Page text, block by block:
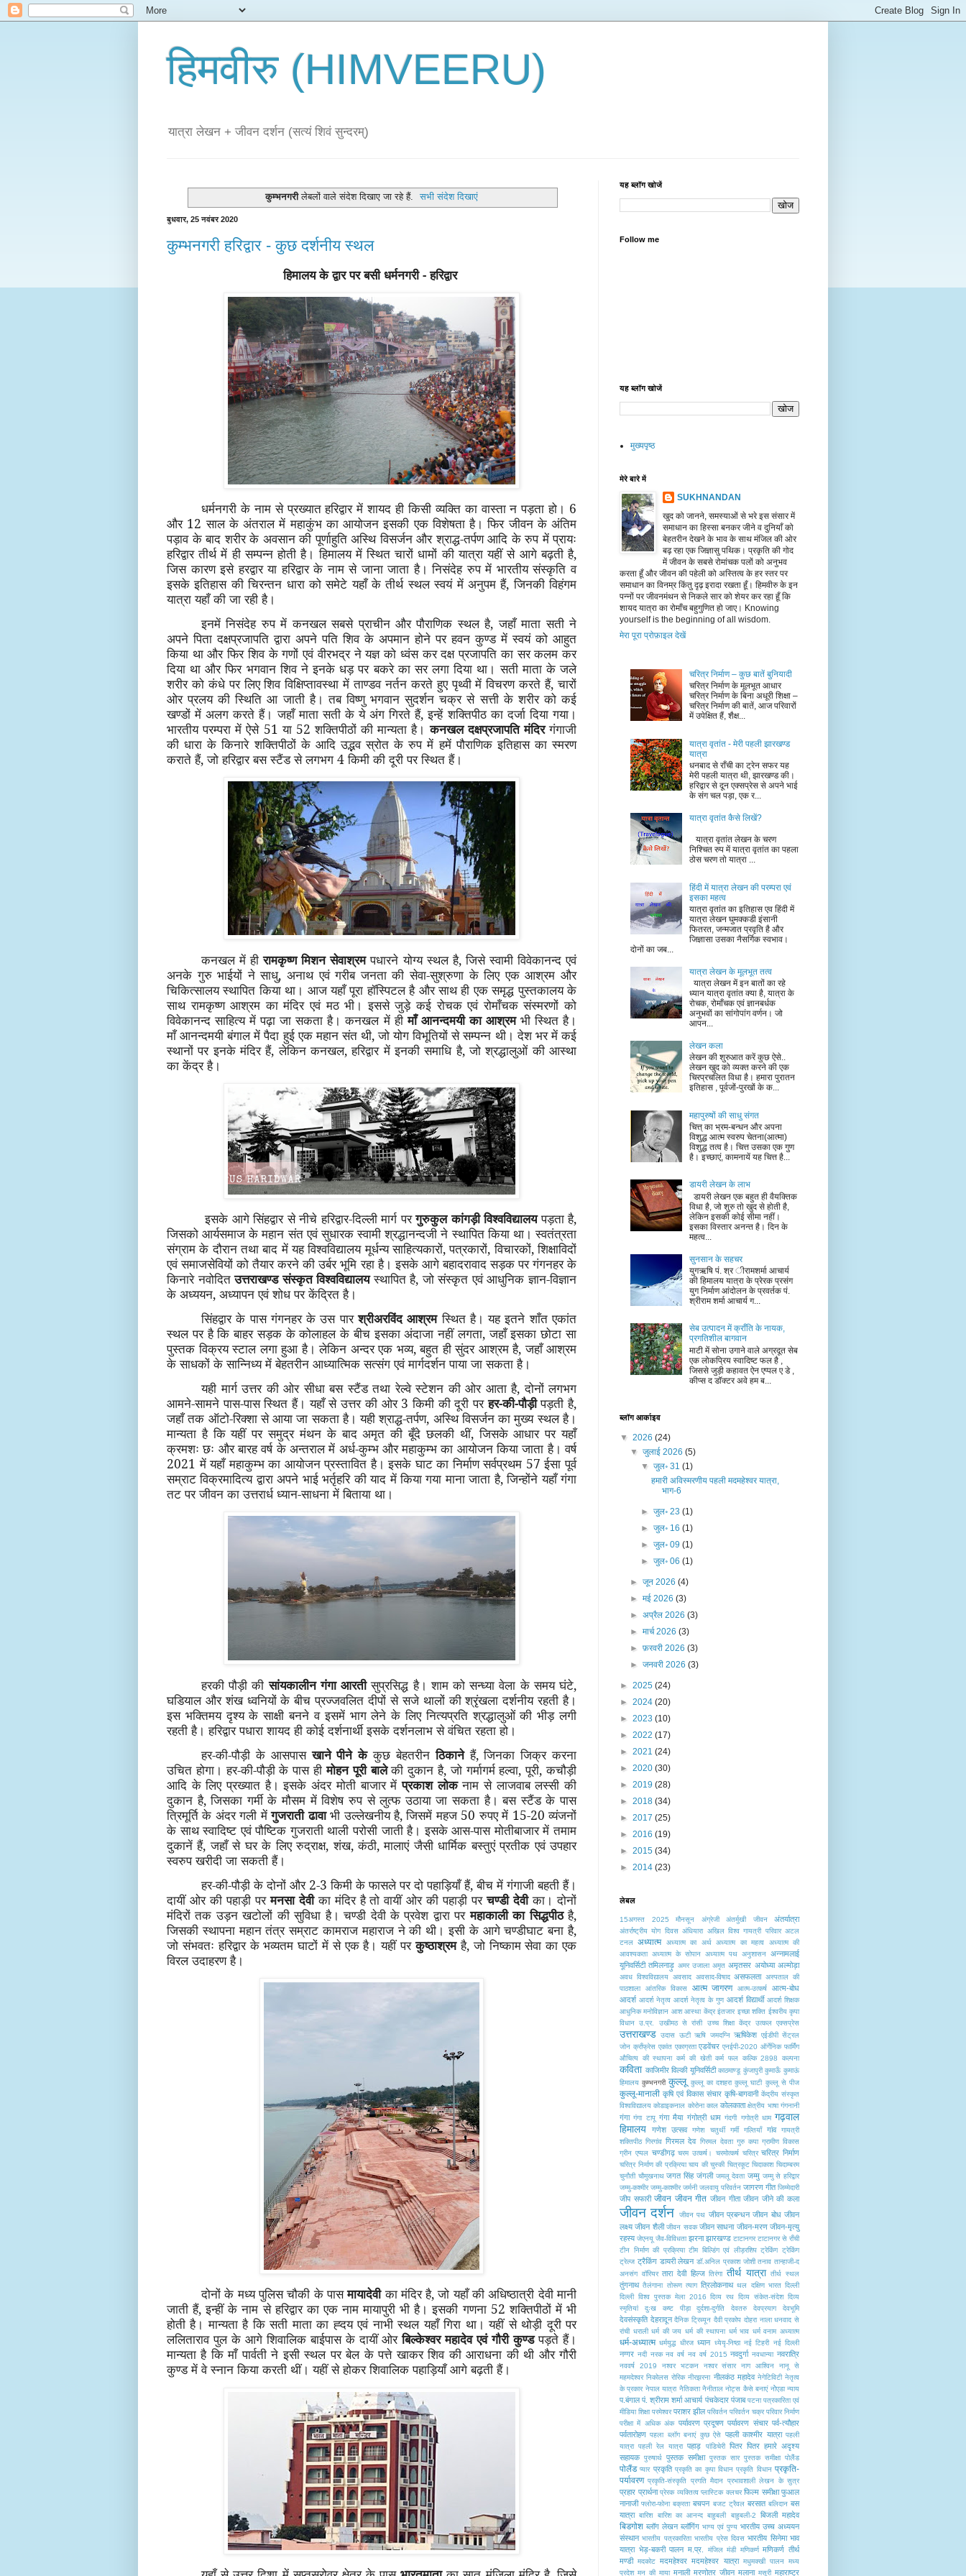
हिमवीरु (HIMVEERU)
यात्रा लेखन + जीवन दर्शन (सत्यं शिवं सुन्दरम्)
कुम्भनगरीलेबलों वाले संदेश दिखाए जा रहे हैं. सभी संदेश दिखाएं
बुधवार, 25 नवंबर 2020
कुम्भनगरी हरिद्वार - कुछ दर्शनीय स्थल
हिमालय के द्वार पर बसी धर्मनगरी - हरिद्वार
धर्मनगरी के नाम से प्रख्यात हरिद्वार में शायद ही किसी व्यक्ति का वास्ता न पड़ता हो। 6
और 12 साल के अंतराल में महाकुंभ का आयोजन इसकी एक विशेषता है। फिर जीवन के अंतिम
पड़ाव के बाद शरीर के अवसान की पूर्णाहुति अस्थि विसर्जन और श्राद्ध-तर्पण आदि के रुप में प्रायः
हरिद्वार तीर्थ में ही सम्पन्न होती है। हिमालय में स्थित चारों धामों की यात्रा यहीं से आगे बढ़ती है,
जिस कारण इसे हरद्वार या हरिद्वार के नाम से जाना जाता है। निसंदेह रुप में भारतीय संस्कृति व
इसके इतिहास की चिरन्तन धारा को समेटे यहाँ के तीर्थ स्थल स्वयं में अनुपम हैं, जिनकी विहंगम
यात्रा यहाँ की जा रही है।
इनमें निसंदेह रुप में कनखल सबसे प्राचीन और पौराणिक स्थल है, जहाँ माता सती ने
अपने पिता दक्षप्रजापति द्वारा अपने पति शिव के अपमान होने पर हवन कुण्ड में स्वयं को आहुत
किया था और फिर शिव के गणों एवं वीरभद्र ने यज्ञ को ध्वंस कर दक्ष प्रजापति का सर कलम कर
दिया था और फिर भगवान शिव ने इनके धड़ पर बकरे का सर लगा दिया था। सती माता के जले
शरीर को कंधे पर लिए शिव विक्षिप्तावस्था में ताण्डव नर्तन करते हुए पृथ्वी में विचरण करते हैं, चारों
ओर प्रलय की स्थिति आ जाती है। तब विष्णु भगवान सुदर्शन चक्र से सत्ती के शरीर को कई
खण्डों में अलग करते हैं। जहाँ माता सती के ये अंग गिरते हैं, इन्हें शक्तिपीठ का दर्जा दिया गया।
भारतीय परम्परा में ऐसे 51 या 52 शक्तिपीठों की मान्यता है।कनखल दक्षप्रजापति मंदिरगंगाजी
की धारा के किनारे शक्तिपीठों के आदि उद्भव स्रोत के रुप में हमें पौराणिक इतिहास का स्मरण
कराते हैं, जो हरिद्वार बस स्टैंड से लगभग 4 किमी की दूरी पर स्थित हैं।
कनखल में हीरामकृष्ण मिशन सेवाश्रमपधारने योग्य स्थल है, जिसे स्वामी विवेकानन्द एवं
अनके गुरु भाईयों ने साधु, अनाथ एवं गरीब जनता की सेवा-सुश्रुणा के लिए एक आश्रम और
चिकित्सालय स्थापित किया था। आज यहाँ पूरा हॉस्पिटल है और साथ ही एक समृद्ध पुस्तकालय के
साथ रामकृष्ण आश्रम का मंदिर एवं मठ भी। इससे जुड़े कई रोचक एवं रोमाँचक संस्मरणों को
विवेकानन्द साहित्य में पढ़ा जा सकता है। कनखल में हीमाँ आनन्दमयी का आश्रमभी स्थित है।
माँ आनन्दमयी बंगाल में पैदा हुई एक महान संत थी, जो योग विभूतियों से सम्पन्न थी। देश भर में कई
स्थानों पर इनके मंदिर हैं, लेकिन कनखल, हरिद्वार में इनकी समाधि है, जो श्रद्धालुओं की आस्था
का केंद्र है।
इसके आगे सिंहद्वार से नीचे हरिद्वार-दिल्ली मार्ग परगुरुकुल कांगड़ी विश्वविद्यालयपड़ता है,
जिसको आर्यसमाज के महान संत एवं सुधारक स्वामी श्रद्धानन्दजी ने स्थापित किया था। स्वतंत्रता
संग्राम के दौरान तथा बाद में यह विश्वविद्यालय मूर्धन्य साहित्यकारों, पत्रकारों, विचारकों, शिक्षाविदों
एवं समाजसेवियों को तैयार करने की उर्बर भूमि रहा है। इसके आगे बहादरावाद सड़क पर गंगनहर के
किनारे नवोदितउत्तराखण्ड संस्कृत विश्वविद्यालयस्थापित है, जो संस्कृत एवं आधुनिक ज्ञान-विज्ञान
के अध्ययन, अध्यापन एवं शोध पर केंद्रित है।
सिंहद्वार के पास गंगनहर के उस पारश्रीअरविंद आश्रमस्थित है। यह इतने शाँत एकांत
स्थल पर है कि बाहर सड़क के कोलाहल के बीच इसका अंदाजा नहीं लगता, जहाँ इसका छोटा सा
पुस्तक विक्रय स्टाल लगा हुआ है। लेकिन अन्दर एक भव्य, बहुत ही सुंदर आश्रम है, जहाँ आश्रम
के साधकों के सान्निध्य में बेहतरीन आध्यात्मिक सत्संग एवं मार्गदर्शन पाया जा सकता है।
यही मार्ग उत्तर की ओर सीधा बस स्टैंड तथा रेल्वे स्टेशन की ओर आता है, दोनों लगभग
आमने-सामने पास-पास स्थित हैं। यहाँ से उत्तर की ओर 3 किमी की दूरी परहर-की-पौड़ीपड़ती है,
जहाँ तक ऑटो-रिक्शा से आया जा सकता है। यही श्राद्ध-तर्पण, अस्थि विसर्जन का मुख्य स्थल है।
मान्यता है कि यहीं पर समुद्र मंथन के बाद अमृत की बूँदे छलकी थीं, जिसके आधार पर यहाँ
क्रमशः छः और बारह वर्ष के अन्तराल में अर्ध-कुम्भ और महाकुम्भ का आयोजन किया जाता है। वर्ष
2021 में यहाँ महाकुम्भ का आयोजन प्रस्तावित है। इसके घाट का निर्माण सर्वप्रथम 57 ईसा पूर्व
सम्राट विक्रमादित्य द्वारा अपने भाई भर्तृहरि की याद में किया गया माना जाता है, जिन्होंने यहाँ गंगा
तट पर जीवन का उत्तरार्ध ध्यान-साधना में बिताया था।
हरकी पौड़ी कीसांयकालीन गंगा आरतीसुप्रसिद्ध है। शाम को सन्ध्या वेला के समय घंटे,
घडियाल और शंख ध्वनियों के बीच प्रज्जवलित दीपों से सजे थालों की श्रृंखला दर्शनीय रहती है।
इस भक्तिमय दृश्य के साक्षी बनने व इसमें भाग लेने के लिए नित्यप्रति श्रद्धालुओं की भीड़ लगी
रहती है। हरिद्वार पधारा शायद ही कोई दर्शनार्थी इसके दर्शनलाभ से वंचित रहता हो।
हर-की-पौड़ी के आसपासखाने पीने केकुछ बेहतरीनठिकानेहैं, जिनका जिक्र करना
उचित होगा। हर-की-पौड़ी के पास हीमोहन पूरी बालेकी दुकान है, जो गर्मागर्म हल्वा, पूरी, कचौड़ी
आदि के लिए प्रख्यात है। इसके अंदर मोती बाजार मेंप्रकाश लोकनाम से लाजवाब लस्सी की
दुकान है, जिसका गर्मी के मौसम में विशेष रुप से लुत्फ उठाया जा सकता है। बस स्टैंड के पास
त्रिमूर्ति के अंदर गली मेंगुजराती ढावाभी उल्लेखनीय है, जिसमें महज 50 रुपए में 15-20 व्यंजनों
के साथ स्वादिष्ट एवं पौष्टिक गुजराती थाली परोसी जाती है। इसके आस-पास मोतीबाजार में तमाम
दुकानें हैं, जहाँ से घर के लिए रुद्राक्ष, शंख, कंठी, मालाएं जैसी धार्मिक बस्तुएं प्रतीक एवं उपहार
स्वरुप खरीदी जा सकती हैं।
हर-की-पौड़ी के दोनों और 2-3 किमी के फासले पर दो पहाड़ियाँ हैं, बीच में गंगाजी बहती हैं।
दायीं ओर की पहाड़ी परमनसा देवीका मंदिर है तो वायीं ओर की पहाड़ी परचण्डी देवीका। दोनों
मंदिरों तक उड़न खटोलों की सुविधा है। चण्डी देवी के प्रवेश द्वारा परमहाकाली का सिद्धपीठहै,
जिसकी स्थापना महान तंत्र सम्राट कामराज महाराज ने की थी। इसी के आगे चण्डीघाट बना है,
जो संभवतः हरिद्वार के भव्यतम घाटों में से एक है। यहीं परकुष्ठाश्रमहै, जो निष्काम सेवा का एक
विरल उदाहरण है।
दोनों के मध्य पुलिस चौकी के पासमायादेवीका मंदिर है, जो यहाँ की अधिष्ठात्री देवी मानी
जाती हैं, इन्हीं के नाम से हरिद्वार का एक नाम मायापुरी भी है। इसकी गणना 52 शक्तिपीठों में भी
होती है। मान्यता है कि सती माता का ह्दय एवं नाभी स्थल यहाँ गिरा था। यहीं से थोड़ी दूरी पर
ललिताराव पुल के आगे शिवालिक बाईपास के दायीं ओरबिल्केश्वर महादेव एवं गौरी कुण्डपड़ते हैं।
मान्यता है कि माँ पार्वती ने इसी स्थल पर बेल के पत्ते खाकर शिव की आराधना की थी और गौरी
कुण्ड में वे स्नान किया करती थीं। यहीं से होकर शिवालिक पहाड़ियाँ आगे बढ़ती हैं।
यह ब्लॉग खोजें
Follow me
यह ब्लॉग खोजें
मुख्यपृष्ठ
मेरे बारे में
SUKHNANDAN
खुद को जानने, समस्याओं से भरे इस संसार में
समाधान का हिस्सा बनकर जीने व दुनियाँ को
बेहतरीन देखने के भाव के साथ मंजिल की ओर
बढ़ रहा एक जिज्ञासु पथिक। प्रकृति की गोद
में जीवन के सबसे रोमांचक पलों को अनुभव
करता हूँ और जीवन की पहेली को अस्तित्व के हर स्तर पर
समाधान का विनम्र किंतु दृढ़ इरादा रखता हूँ। हिमवीरु के इन
पन्नों पर जीवनमंथन से निकले सार को शेयर कर रहा हूँ कि
शायद यात्रा का रोमाँच बहुगुणित हो जाए। Knowing
yourself is the beginning of all wisdom.
मेरा पूरा प्रोफ़ाइल देखें
चरित्र निर्माण – कुछ बातें बुनियादी
चरित्र निर्माण के मूलभूत आधार
चरित्र निर्माण के बिना अधूरी शिक्षा –
चरित्र निर्माण की बातें, आज परिवारों
में उपेक्षित हैं, शैक्ष...
यात्रा वृतांत - मेरी पहली झारखण्ड
यात्रा
धनबाद से राँची का ट्रेन सफर यह
मेरी पहली यात्रा थी, झारखण्ड की।
हरिद्वार से दून एक्सप्रेस से अपने भाई
के संग चल पड़ा, एक र...
यात्रा वृतांत कैसे लिखें?
यात्रा वृतांत लेखन के चरण
निश्चित रुप में यात्रा वृतांत का पहला
ठोस चरण तो यात्रा ...
हिंदी में यात्रा लेखन की परम्परा एवं
इसका महत्व
यात्रा वृतांत का इतिहास एव हिंदी में
यात्रा लेखन घुमक्कडी इंसानी
फितरत, जन्मजात प्रवृति है और
जिज्ञासा उसका नैसर्गिक स्वभाव।
दोनों का जब...
यात्रा लेखन के मूलभूत तत्व
यात्रा लेखन में इन बातों का रहे
ध्यान यात्रा वृतांत क्या है, यात्रा के
रोचक, रोमाँचक एवं ज्ञानबर्धक
अनुभवों का सांगोपांग वर्णन। जो
आपन...
लेखन कला
लेखन की शुरुआत करें कुछ ऐसे..
लेखन खुद को व्यक्त करने की एक
चिरप्रचलित विधा है। हमारा पुरातन
इतिहास , पूर्वजों-पुरखों के क...
महापुरुषों की साधु संगत
चित्त् का भ्रम-बन्धन और अपना
विशुद्ध आत्म स्वरुप चेतना(आत्मा)
विशुद्ध तत्व है। चित्त उसका एक गुण
है। इच्छाएं, कामनायें यह चित्त है...
डायरी लेखन के लाभ
डायरी लेखन एक बहुत ही वैयक्तिक
विधा है, जो शुरु तो खुद से होती है,
लेकिन इसकी कोई सीमा नहीं।
इसका विस्तार अनन्त है। दिन के
महत्व...
सुनसान के सहचर
युगऋषि पं. श्र ीरामशर्मा आचार्य
की हिमालय यात्रा के प्रेरक प्रसंग
युग निर्माण आंदोलन के प्रवर्तक पं.
श्रीराम शर्मा आचार्य ग...
सेब उत्पादन में क्राँति के नायक,
प्रगतिशील बागवान
माटी में सोना उगाने वाले अग्रदूत सेब
एक लोकप्रिय स्वादिष्ट फल है ,
जिससे जुड़ी कहावत ऐन एप्पल ए डे ,
कीप्स द डॉक्टर अवे हम ब...
ब्लॉग आर्काइव
▼ 2026 (24)
▼जुलाई 2026(5)
▼ जुल॰ 31 (1)
हमारी अविस्मरणीय पहली मदमहेश्वर यात्रा,
भाग-6
► जुल॰ 23 (1)
► जुल॰ 16 (1)
► जुल॰ 09 (1)
► जुल॰ 06 (1)
►जून 2026(4)
►मई 2026(3)
►अप्रैल 2026(3)
►मार्च 2026(3)
►फ़रवरी 2026(3)
►जनवरी 2026(3)
► 2025 (24)
► 2024 (20)
► 2023 (10)
► 2022 (17)
► 2021 (24)
► 2020 (30)
► 2019 (28)
► 2018 (34)
► 2017 (25)
► 2016 (19)
► 2015 (34)
► 2014 (23)
लेबल
15अगस्त 2025 मौनसून अंग्रेजी अंतर्मुखी जीवन अंतर्यात्रा
अंतर्राष्ट्रीय योग दिवस अंधियारा अखिल विश्व गायत्री परिवार अटल
टनल अध्यात्म अध्यात्म का अर्थ अध्यात्म का महत्व
अध्यात्म की
आवश्यकता अध्यात्म के सोपान अध्यात्म पथ अनुशासन अन्नामलाई
यूनिवर्सिटी तमिलनाड़ु अमर उजाला अमृत अमृतसर अयोध्या अल्मोड़ा
अवध विश्वविद्यालय अवसाद अवसाद-विषाद असफलता अस्पताल की
पाठशाला
आंतरिक विकास आत्म जागरण आत्म-उत्कर्ष
आत्म-बोध
आदर्श आदर्श नेतृत्व आदर्श नेतृत्व के गुण आदर्श विद्यार्थी आदर्श शिक्षक
आधुनिक मनोविज्ञान आश आस्था केंद्र इंतजार इच्छा शक्ति ईश्वरीय कृपा
विधान उ.प्र. उखीमठ से रांसी उच्च शिक्षा केंद्र उत्कल एक्सप्रेस
उत्तराखण्ड उदास ऊटी ऋषि जमदग्नि ऋषिकेश एईडीपी सेंट्रल
जोन क्राँफ्रेस एकांत एकाग्रता एडवेंचर एनईपी-2020 ऑर्गेनिक फार्मिंग
औचित्य की स्थापना कर्म की खेती कर्म फल कल्कि 2898 कल्पना
कविता काजिमीर विल्की यूनिवर्सिटी काठमाण्डू कुंजापुरी कुमाऊँ कुमाऊं
हिमालय कुम्भनगरी कुल्लू कुल्लू का दशहरा कुल्लू घाटी कुल्लू से पीज
कुल्लू-मानाली कृषि एवं विकास संचार कृषि-बागवानी केंद्रीय संस्कृत
विश्वविद्यालय कोडाइकनाल कोरोना काल कोलकाता क्षेत्रीय भाषा गंगनानी
गंगा गंगा टापू गंगा मैया गंगोत्री धाम गंदगी गगोत्री धाम गढ़वाल
हिमालय
गणेश उत्सव गणेश चतुर्थी गर्मी गल्तियाँ गांव
गायत्री
शक्तिपीठ गिरगांव गिरमल देव गिरमल देवता गुरु कपा ग्रामीण विकास
ग्रीन एप्पल चण्डीगढ़ चरम उत्कर्ष। चरमोत्कर्ष चरित्र चरित्र निर्माण
चरित्र निर्माण की प्रक्रिया चाय की चुस्की चित्रकूट चिदाकाश चिदाम्बरम
चुनौती चौमुखनाथ जगत सिंह जंगली जमलू देवता जम्मु जम्मु से हरिद्वार
जम्मु-कश्मीर जम्मु-काश्मीर जर्मनी जलवायु परिवर्तन जागरण गीत जिम्मेदारी
जीप सफारी जीवन जीवन गीत जीवन गीता जीवन जीने की कला
जीवन दर्शन जीवन पथ जीवन प्रबन्धन जीवन बोध जीवन
लक्ष्य जीवन शैली जीवन सवक जीवन साधना जीवन-मरण जीवन-मृत्यु
रहस्य जेएनयू जैव-विविधता झरना झारखण्ड टाटानगर टाटानगर से राँची
टीन निर्माण की प्रक्रिया टीम बिल्डिंग एवं लीड़रशिप ट्रेकिंग ट्रेकिंग
ट्रेल्ज ट्रैकिंग डायरी लेखन डॉ.अनिल प्रकाश जोशी तनाव तान्हाजी-द
अनसंग वॉरियर तारा देवी हिल्ज तिरंगा तीर्थ यात्रा तीर्थ स्थल
तुंगनाथ तैलंगाना तोरूण त्याग त्रिलोकनाथ थल दक्षिण भारत दिल्ली
दिल्ली विश्व पुस्तक मेला 2016 दिव्य रथ दिव्य संकेत-संदेश दिव्य
स्मृतियां
दुःख कष्ट पीड़ा दुर्दशा-दुर्गति देवतरु देवप्रयाग देवभूमि
देवसंस्कृति देहरादून दैनिक ट्रिब्यून दैवी प्रकोप दोहरा नाला धनवाद से
रांची धराली धर्म की जय धर्म की स्थापना धर्म भाव धर्म वनाम अध्यात्म
धर्म-अध्यात्म धर्मयुद्ध धीरज ध्यान ध्येयृ-निष्ठा नई टिहरी नई दिल्ली
नग्गर नदी नरक नव वर्ष नव वर्ष 2015 नवदुर्गा नवधान्या नवरात्रि
नववर्ष 2019 नश्वर भटकन नश्वर संसार नाग आश्विन
नानू से
महमदेश्वर निकोलस रोरिक नीरझरना नीलकंठ महादेव नेगेटिविटी नेतृत्व
के प्रकार नेपाल यात्रा नैतिकता नैनीताल नोट्स कैसे बनाएं नोेएडा न्याय
प.बंगाल पं. श्रीराम शर्मा आचार्य पंचकेदार पंजाब पटना पत्रकारिता एवं
मीडिया शिक्षा परमेश्वर पराशर झील परिवर्तन परिवर्तन चक्र परिवार निर्माण
परीक्षा में अधिक अंक पर्यावरण प्रदूषण पर्यावरण संचार पर्व-त्यौहार
पर्वतारोहण पहला ब्लॉग बनाएं कुछ ऐसे पहली काश्मीर यात्रा पहली
यात्रा पहली रेल यात्रा पहाड़ पांडिचेरी पितर पितर हमारे अदृश्य
सहायक पुरुषार्थ पुस्तक समीक्षा पुस्तक सार पु्स्तक समीक्षा पोलैंंड
पोलैंड प्यार प्रकृति प्रकृति का कृपा विधान प्रकृति विधान प्रकृति-
पर्यावरण प्रकृति-संस्कृति प्रगति मैदान प्रभावशाली लेखन के सुत्र
प्रहार प्रार्थना प्रेरक व्यक्तित्व प्लास्टिक क्लचर फिल्म समीक्षा फुआल
नानाजी फ्लोरा-फोना बक्रता बचपन बजट ट्रैवल बरसात बलिदान बस
यात्रा बारिश बारिश का आनन्द बाहुबली बाहुबली-2 बिजली महादेव
बिडगोश ब्लॉग लेखन ब्लॉगिंग भाग्य एवं पुण्य भारतीय उच्च अध्ययन
संस्थान भारतीय पत्रकारिता भारतीय प्रेस दिवस भारतीय सिनेमा भाव
यात्रा भेड़-बकरी पालन म.प्र. मंजिल मंडी मणिकर्ण मणिकर्ण तीर्थ
मण्डी मदकोट मदमहेश्वर मदमहेश्वर यात्रा मधुमक्खी पालन मध्य
प्रदेश मन की माया मनाली मरणोतर जीवन मलाना मसूरी महाराष्ट्र